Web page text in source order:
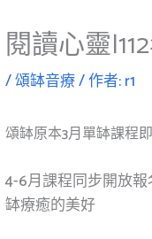
閱讀心靈
/頌缽音療/ 作者:r1
頌缽原本3月單缽課程
4-6月課程同步開放
缽療癒的美好